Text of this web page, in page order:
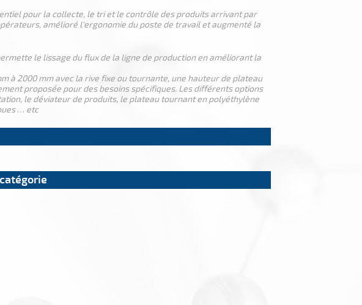
pour la collecte, le tri et le contrôle des produits arrivant par
amélioré l'ergonomie du poste de travail et augmenté la
le lissage du flux de la ligne de production en améliorant la
à 2000 mm avec la rive fixe ou tournante, une hauteur de plateau
proposée pour des besoins spécifiques. Les différents options
le déviateur de produits, le plateau tournant en polyéthylène
… etc